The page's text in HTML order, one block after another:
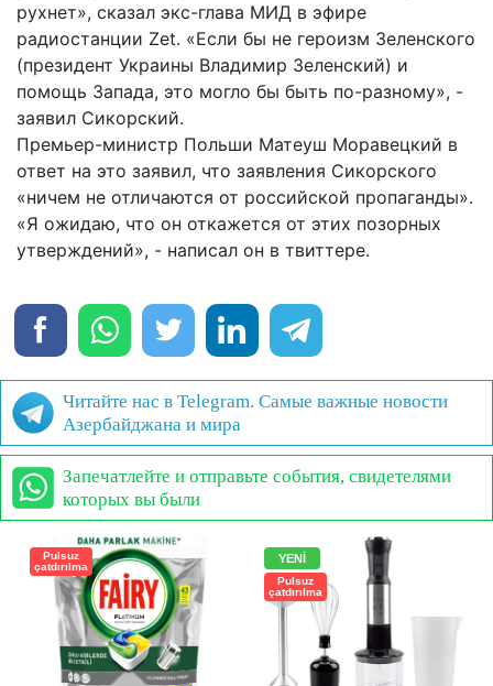
рухнет», сказал экс-глава МИД в эфире
радиостанции Zet. «Если бы не героизм Зеленского
(президент Украины Владимир Зеленский) и
помощь Запада, это могло бы быть по-разному», -
заявил Сикорский.
Премьер-министр Польши Матеуш Моравецкий в
ответ на это заявил, что заявления Сикорского
«ничем не отличаются от российской пропаганды».
«Я ожидаю, что он откажется от этих позорных
утверждений», - написал он в твиттере.
Читайте нас в Telegram. Самые важные новости
Азербайджана и мира
Запечатлейте и отправьте события, свидетелями
которых вы были